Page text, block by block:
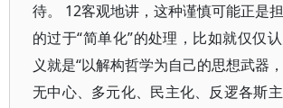
待。 12客观地讲，这种谨慎可能正是
的过于“简单化”的处理，比如就仅仅
义就是“以解构哲学为自己的思想武器
无中心、多元化、民主化、反逻各斯